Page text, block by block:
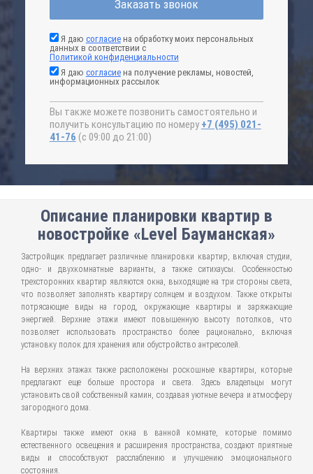
Заказать звонок
Я даю согласиена обработку моих персональных
данных в соответствии с
Политикой конфиденциальности
Я даю согласиена получение рекламы, новостей,
информационных рассылок
Вы также можете позвонить самостоятельно и
получить консультацию по номеру +7 (495) 021-
41-76 (с 09:00 до 21:00)
Описание планировки квартир в
новостройке «Level Бауманская»
Застройщик предлагает различные планировки квартир, включая студии,
одно- и двухкомнатные варианты, а также ситихаусы. Особенностью
трехсторонних квартир являются окна, выходящие на три стороны света,
что позволяет заполнять квартиру солнцем и воздухом. Также открыты
потрясающие виды на город, окружающие квартиры и заряжающие
энергией. Верхние этажи имеют повышенную высоту потолков, что
позволяет использовать пространство более рационально, включая
установку полок для хранения или обустройство антресолей.
На верхних этажах также расположены роскошные квартиры, которые
предлагают еще больше простора и света. Здесь владельцы могут
установить свой собственный камин, создавая уютные вечера и атмосферу
загородного дома.
Квартиры также имеют окна в ванной комнате, которые помимо
естественного освещения и расширения пространства, создают приятные
виды и способствуют расслаблению и улучшению эмоционального
состояния.